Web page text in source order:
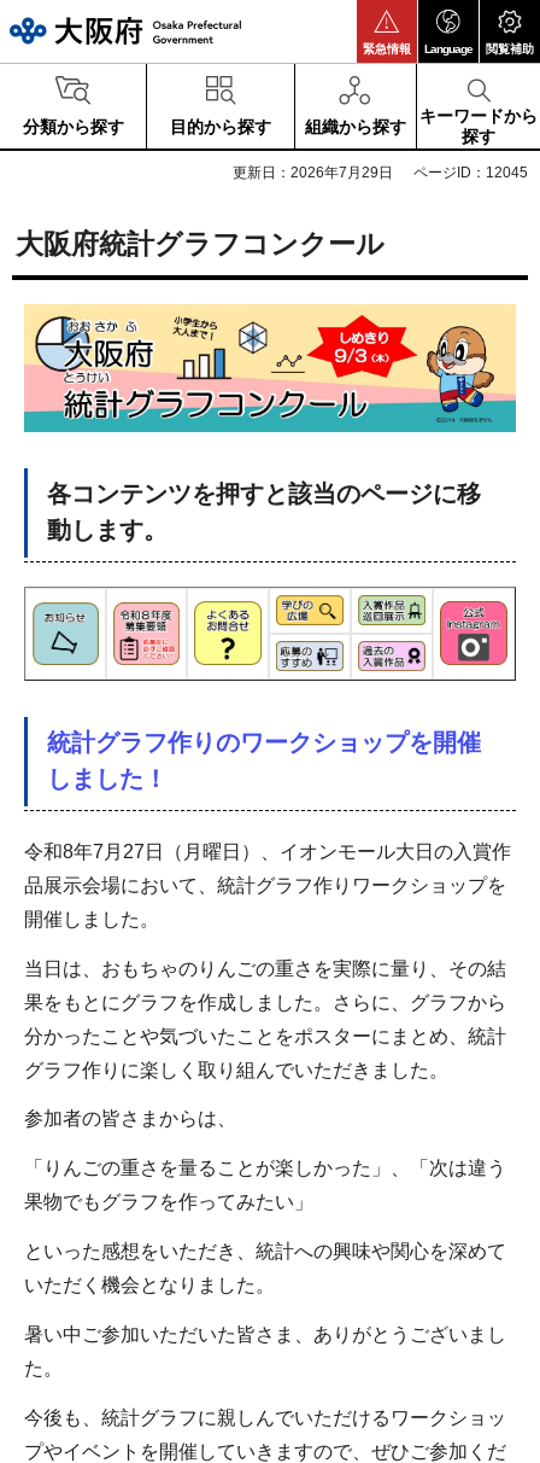
緊急情報 Language 閲覧補助
分類から探す 目的から探す 組織から探す
キーワードから
探す
更新日：2026年7月29日 ページID：12045
大阪府統計グラフコンクール
各コンテンツを押すと該当のページに移
動します。
統計グラフ作りのワークショップを開催
しました！
令和8年7月27日（月曜日）、イオンモール大日の入賞作
品展示会場において、統計グラフ作りワークショップを
開催しました。
当日は、おもちゃのりんごの重さを実際に量り、その結
果をもとにグラフを作成しました。さらに、グラフから
分かったことや気づいたことをポスターにまとめ、統計
グラフ作りに楽しく取り組んでいただきました。
参加者の皆さまからは、
「りんごの重さを量ることが楽しかった」、「次は違う
果物でもグラフを作ってみたい」
といった感想をいただき、統計への興味や関心を深めて
いただく機会となりました。
暑い中ご参加いただいた皆さま、ありがとうございまし
た。
今後も、統計グラフに親しんでいただけるワークショッ
プやイベントを開催していきますので、ぜひご参加くだ